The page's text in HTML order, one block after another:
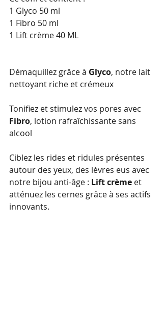
1 Glyco 50 ml
1 Fibro 50 ml
1 Lift crème 40 ML
Démaquillez grâce à Glyco, notre lait
nettoyant riche et crémeux
Tonifiez et stimulez vos pores avec
Fibro, lotion rafraîchissante sans
alcool
Ciblez les rides et ridules présentes
autour des yeux, des lèvres eus avec
notre bijou anti-âge : Lift crème et
atténuez les cernes grâce à ses actifs
innovants.